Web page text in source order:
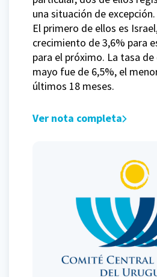
una situación de excepción.
El primero de ellos es
crecimiento de 3,6% para
para el próximo. La tasa
mayo fue de 6,5%, el
últimos 18 meses.
Ver nota completa